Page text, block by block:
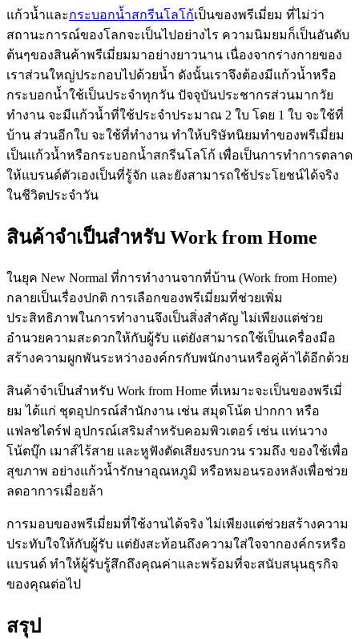
แก้วน้ำและกระบอกน้ำสกรีนโลโก้เป็นของพรีเมี่ยม ที่ไม่ว่า
สถานะการณ์ของโลกจะเป็นไปอย่างไร ความนิมยมก็เป็นอันดับ
ต้นๆของสินค้าพรีเมี่ยมมาอย่างยาวนาน เนื่องจากร่างกายของ
เราส่วนใหญ่ประกอบไปด้วยน้ำ ดังนั้นเราจึงต้องมีแก้วน้ำหรือ
กระบอกน้ำใช้เป็นประจำทุกวัน ปัจจุบันประชากรส่วนมากวัย
ทำงาน จะมีแก้วน้ำที่ใช้ประจำประมาณ 2 ใบ โดย 1 ใบ จะใช้ที่
บ้าน ส่วนอีกใบ จะใช้ที่ทำงาน ทำให้บริษัทนิยมทำของพรีเมี่ยม
เป็นแก้วน้ำหรือกระบอกน้ำสกรีนโลโก้ เพื่อเป็นการทำการตลาด
ให้แบรนด์ตัวเองเป็นที่รู้จัก และยังสามารถใช้ประโยชน์ได้จริง
ในชีวิตประจำวัน
สินค้าจำเป็นสำหรับ Work from Home
ในยุค New Normal ที่การทำงานจากที่บ้าน (Work from Home)
กลายเป็นเรื่องปกติ การเลือกของพรีเมี่ยมที่ช่วยเพิ่ม
ประสิทธิภาพในการทำงานจึงเป็นสิ่งสำคัญ ไม่เพียงแต่ช่วย
อำนวยความสะดวกให้กับผู้รับ แต่ยังสามารถใช้เป็นเครื่องมือ
สร้างความผูกพันระหว่างองค์กรกับพนักงานหรือคู่ค้าได้อีกด้วย
สินค้าจำเป็นสำหรับ Work from Home ที่เหมาะจะเป็นของพรีเมี่
ยม ได้แก่ ชุดอุปกรณ์สำนักงาน เช่น สมุดโน้ต ปากกา หรือ
แฟลชไดร์ฟ อุปกรณ์เสริมสำหรับคอมพิวเตอร์ เช่น แท่นวาง
โน้ตบุ๊ก เมาส์ไร้สาย และหูฟังตัดเสียงรบกวน รวมถึง ของใช้เพื่อ
สุขภาพ อย่างแก้วน้ำรักษาอุณหภูมิ หรือหมอนรองหลังเพื่อช่วย
ลดอาการเมื่อยล้า
การมอบของพรีเมี่ยมที่ใช้งานได้จริง ไม่เพียงแต่ช่วยสร้างความ
ประทับใจให้กับผู้รับ แต่ยังสะท้อนถึงความใส่ใจจากองค์กรหรือ
แบรนด์ ทำให้ผู้รับรู้สึกถึงคุณค่าและพร้อมที่จะสนับสนุนธุรกิจ
ของคุณต่อไป
สรุป